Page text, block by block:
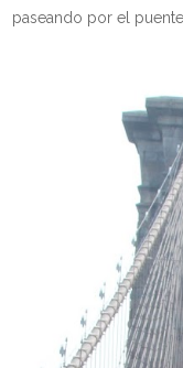
paseando por el